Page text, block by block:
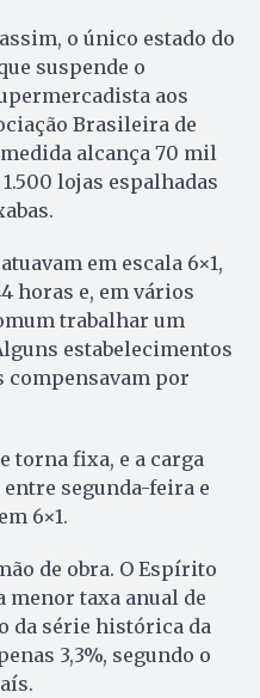
o único estado do
suspende o
aos
Brasileira de
alcança 70 mil
lojas espalhadas
em escala 6×1,
horas e, em vários
trabalhar um
estabelecimentos
compensavam por
torna fixa, e a carga
segunda-feira e
6×1.
de obra. O Espírito
menor taxa anual de
da série histórica da
3,3%, segundo o